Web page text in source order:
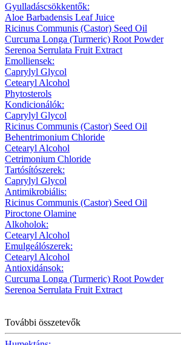
Gyulladáscsökkentők:
Aloe Barbadensis Leaf Juice
Ricinus Communis (Castor) Seed Oil
Curcuma Longa (Turmeric) Root Powder
Serenoa Serrulata Fruit Extract
Emolliensek:
Caprylyl Glycol
Cetearyl Alcohol
Phytosterols
Kondicionálók:
Caprylyl Glycol
Ricinus Communis (Castor) Seed Oil
Behentrimonium Chloride
Cetearyl Alcohol
Cetrimonium Chloride
Tartósítószerek:
Caprylyl Glycol
Antimikrobiális:
Ricinus Communis (Castor) Seed Oil
Piroctone Olamine
Alkoholok:
Cetearyl Alcohol
Emulgeálószerek:
Cetearyl Alcohol
Antioxidánsok:
Curcuma Longa (Turmeric) Root Powder
Serenoa Serrulata Fruit Extract
További összetevők